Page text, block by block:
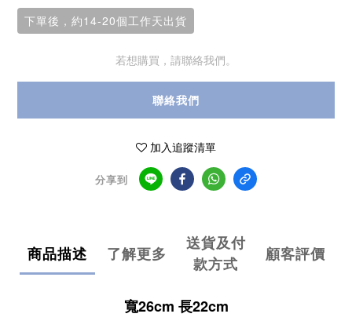
下單後，約14-20個工作天出貨
若想購買，請聯絡我們。
聯絡我們
加入追蹤清單
分享到
商品描述 了解更多
送貨及付
款方式
顧客評價
寬26cm 長22cm